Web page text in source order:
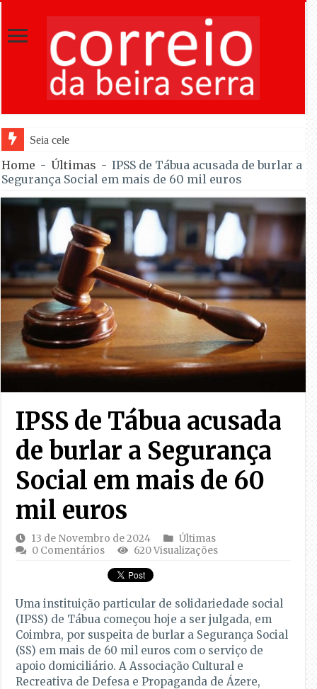
Seia celebra as Festas do Concelho, de 12
Home - Últimas - IPSS de Tábua acusada de burlar a
Segurança Social em mais de 60 mil euros
IPSS de Tábua acusada
de burlar a Segurança
Social em mais de 60
mil euros
13 de Novembro de 2024
Últimas
0 Comentários
620 Visualizações
Uma instituição particular de solidariedade social
(IPSS) de Tábua começou hoje a ser julgada, em
Coimbra, por suspeita de burlar a Segurança Social
(SS) em mais de 60 mil euros com o serviço de
apoio domiciliário. A Associação Cultural e
Recreativa de Defesa e Propaganda de Ázere,